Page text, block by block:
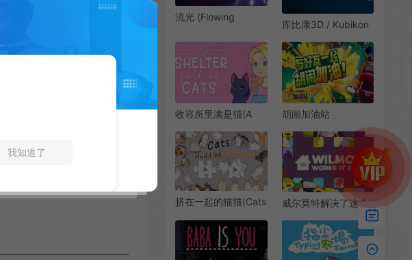
流光 (Flowing
益智休闲射击游戏
库比康3D / Kubikon
戏
收容所里满是猫(A
休闲寻物游戏|下载
胡闹加油站
(Servonauts)合作动
作休闲游戏|下载
挤在一起的猫猫(Cats
简中|PC|PUZ|休闲猫
咪拼图游戏
威尔莫特解决了这个
问题 / Wilmot Works
It Out 益智拼图游戏
我知道了